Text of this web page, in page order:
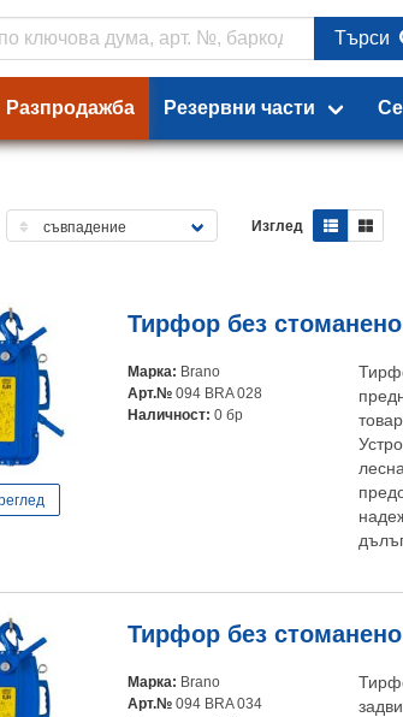
Търси
Разпродажба Резервни части
Изглед
Тирфор без
Марка: Brano
Арт.№ 094 BRA 028
Наличност: 0 бр
Тирфор без
Марка: Brano
Арт.№ 094 BRA 034